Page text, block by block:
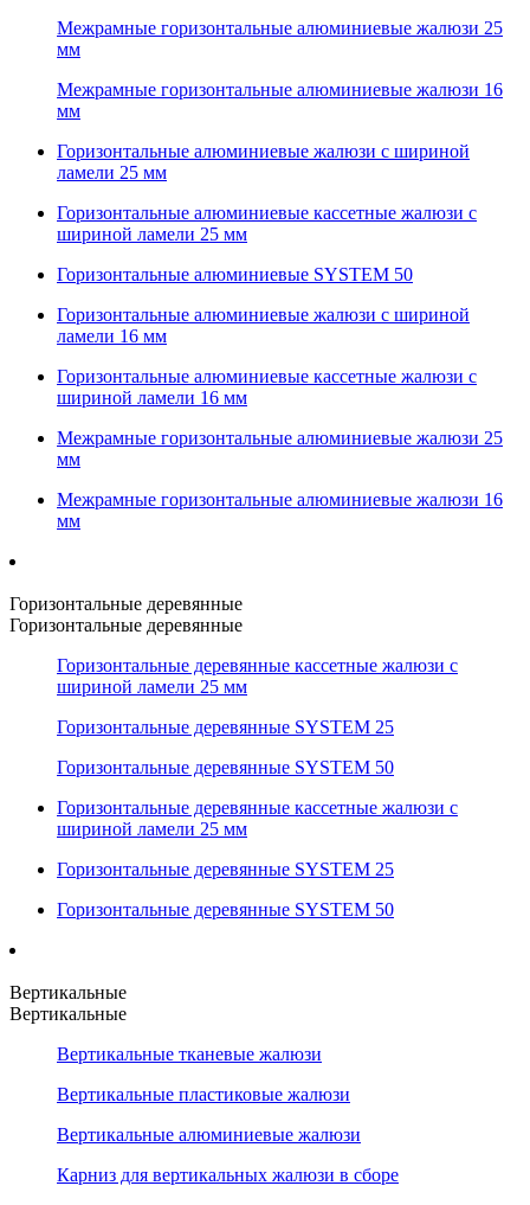
Межрамные горизонтальные алюминиевые жалюзи 25
мм
Межрамные горизонтальные алюминиевые жалюзи 16
мм
Горизонтальные алюминиевые жалюзи с шириной
ламели 25 мм
Горизонтальные алюминиевые кассетные жалюзи с
шириной ламели 25 мм
Горизонтальные алюминиевые SYSTEM 50
Горизонтальные алюминиевые жалюзи с шириной
ламели 16 мм
Горизонтальные алюминиевые кассетные жалюзи с
шириной ламели 16 мм
Межрамные горизонтальные алюминиевые жалюзи 25
мм
Межрамные горизонтальные алюминиевые жалюзи 16
мм
Горизонтальные деревянные
Горизонтальные деревянные
Горизонтальные деревянные кассетные жалюзи с
шириной ламели 25 мм
Горизонтальные деревянные SYSTEM 25
Горизонтальные деревянные SYSTEM 50
Горизонтальные деревянные кассетные жалюзи с
шириной ламели 25 мм
Горизонтальные деревянные SYSTEM 25
Горизонтальные деревянные SYSTEM 50
Вертикальные
Вертикальные
Вертикальные тканевые жалюзи
Вертикальные пластиковые жалюзи
Вертикальные алюминиевые жалюзи
Карниз для вертикальных жалюзи в сборе